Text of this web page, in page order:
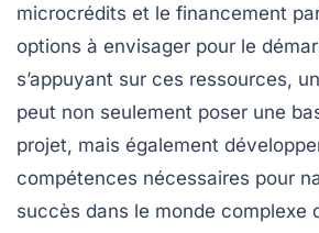
microcrédits et le financement
options à envisager pour le
s’appuyant sur ces ressources,
peut non seulement poser une
projet, mais également
compétences nécessaires pour
succès dans le monde complexe